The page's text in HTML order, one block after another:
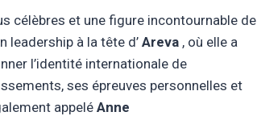
célèbres et une figure incontournable de
leadership à la tête d’Areva , où elle a
l’identité internationale de
ses épreuves personnelles et
appelé Anne